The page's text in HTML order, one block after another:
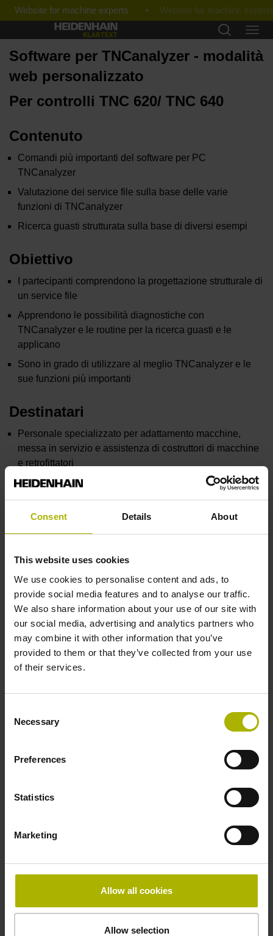
Consent Details About
This website uses cookies
We use cookies to personalise content and ads, to
provide social media features and to analyse our traffic.
We also share information about your use of our site with
our social media, advertising and analytics partners who
may combine it with other information that you’ve
provided to them or that they’ve collected from your use
of their services.
Selection
Necessary
Preferences
Statistics
Marketing
Allow all cookies
Allow selection
Website for machine experts
Software per TNCanalyzer - modalità
web personalizzato
Per controlli TNC 620/ TNC 640
Contenuto
Comandi più importanti del software per PC
TNCanalyzer
Valutazione dei service file sulla base delle varie
funzioni di TNCanalyzer
Ricerca guasti strutturata sulla base di diversi esempi
Obiettivo
I partecipanti comprendono la progettazione strutturale di
un service file
Apprendono le possibilità diagnostiche con
TNCanalyzer e le routine per la ricerca guasti e le
applicano
Sono in grado di utilizzare al meglio TNCanalyzer e le
sue funzioni più importanti
Destinatari
Personale specializzato per adattamento macchine,
messa in servizio e assistenza di costruttori di macchine
e retrofittatori
Condizioni
Conoscenza approfondita delle macchine utensili a
controllo numerico
Connessione Internet stabile >=25Mbit
Diritti di administratore sul PC
Browser aggiornato, ad es. Mozilla Firefox, Google
Chrome, Microsoft Edge
Consigliato l'uso della webcam
Gli argomenti, i punti principali e la durata vengono definiti
Per i corsi personalizzati creiamo fondamentalmente
ID:32651
On line